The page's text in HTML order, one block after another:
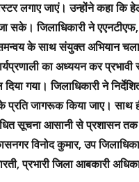
लगाए जाएं। उन्होंने कहा कि
सके। जिलाधिकारी ने
के साथ संयुक्त अभियान चलाने
का अध्ययन कर प्रभावी
गया। जिलाधिकारी ने
के प्रति जागरूक किया जाए।
सूचना आसानी से प्रशासन तक
विनोद कुमार, उप
प्रभारी जिला आबकारी